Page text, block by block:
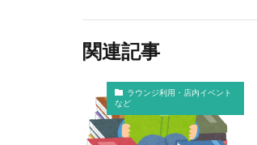
関連記事
ラウンジ利用・店内イベント
など